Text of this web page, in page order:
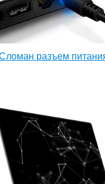
разъем